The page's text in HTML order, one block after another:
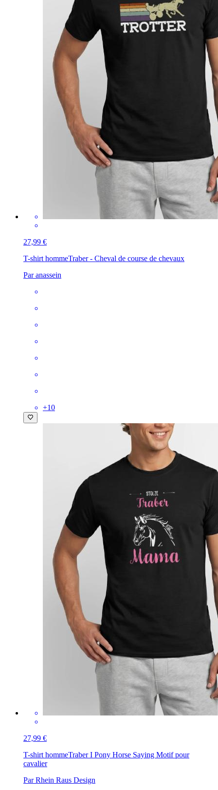
27,99 €
T-shirt hommeTraber - Cheval de course de chevaux
Par anassein
+10
27,99 €
T-shirt hommeTraber I Pony Horse Saying Motif pour
cavalier
Par Rhein Raus Design